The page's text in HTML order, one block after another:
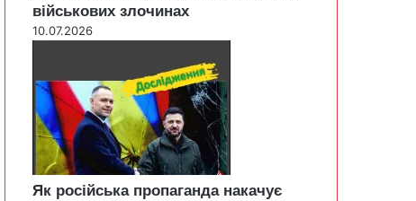
військових злочинах
10.07.2026
Як російська пропаганда накачує